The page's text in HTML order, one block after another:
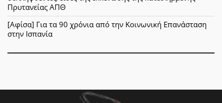
Πρυτανείας ΑΠΘ
[Αφίσα] Για τα 90 χρόνια από την Κοινωνική Επανάσταση
στην Ισπανία